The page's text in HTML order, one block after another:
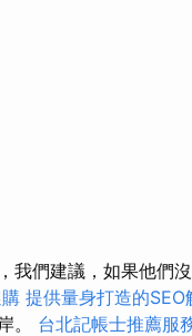
我們建議，如果他們
提供量身打造的SEO
。 台北記帳士推薦服